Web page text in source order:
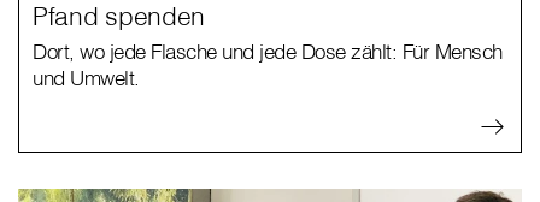
Pfand spenden
Dort, wo jede Flasche und jede Dose zählt: Für Mensch
und Umwelt.